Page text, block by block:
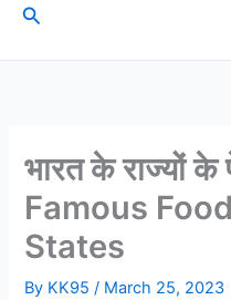
Search
भारत के राज्यों
Famous
States
By KK95/ March 25, 2023